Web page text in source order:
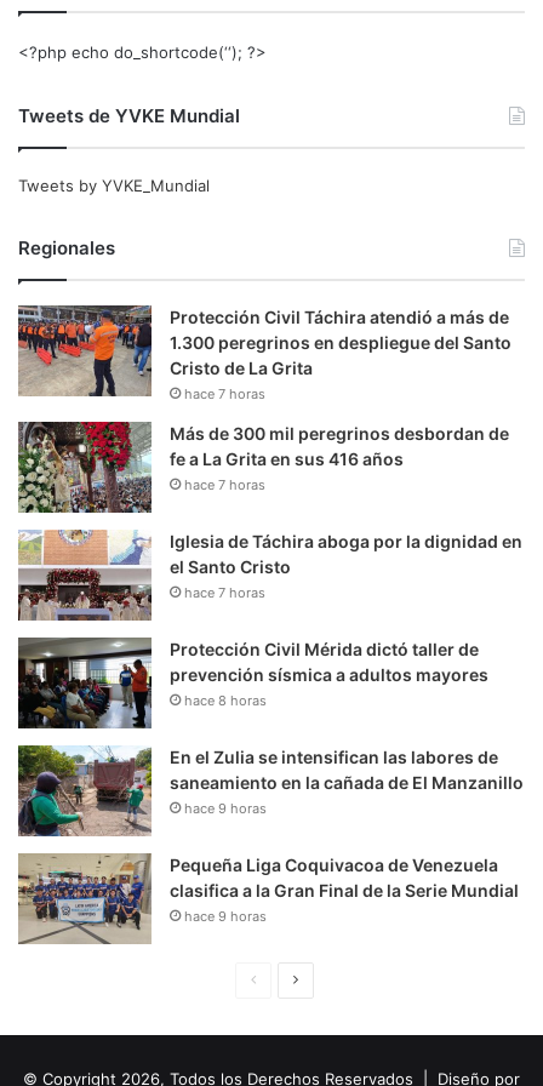
<?php echo do_shortcode(‘‘); ?>
Tweets de YVKE Mundial
Tweets by YVKE_Mundial
Regionales
Protección Civil Táchira atendió a más de
1.300 peregrinos en despliegue del Santo
Cristo de La Grita
hace 7 horas
Más de 300 mil peregrinos desbordan de
fe a La Grita en sus 416 años
hace 7 horas
Iglesia de Táchira aboga por la dignidad en
el Santo Cristo
hace 7 horas
Protección Civil Mérida dictó taller de
prevención sísmica a adultos mayores
hace 8 horas
En el Zulia se intensifican las labores de
saneamiento en la cañada de El Manzanillo
hace 9 horas
Pequeña Liga Coquivacoa de Venezuela
clasifica a la Gran Final de la Serie Mundial
hace 9 horas
i
u
© Copyright 2026, Todos los Derechos Reservados | Diseño por